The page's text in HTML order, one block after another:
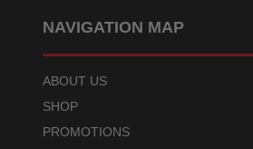
NAVIGATION MAP
ABOUT US
SHOP
PROMOTIONS